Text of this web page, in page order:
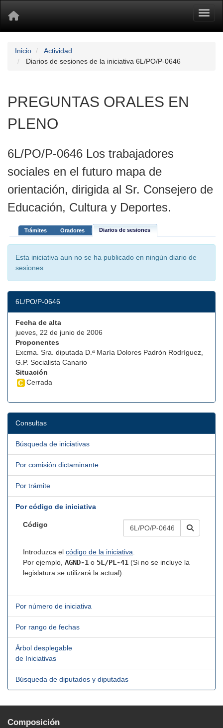
Inicio
Actividad
Diarios de sesiones de la iniciativa 6L/PO/P-0646
PREGUNTAS ORALES EN
PLENO
6L/PO/P-0646 Los trabajadores
sociales en el futuro mapa de
orientación, dirigida al Sr. Consejero de
Educación, Cultura y Deportes.
Trámites Oradores Diarios de sesiones
Esta iniciativa aun no se ha publicado en ningún diario de
sesiones
6L/PO/P-0646
Fecha de alta
jueves, 22 de junio de 2006
Proponentes
Excma. Sra. diputada D.ª María Dolores Padrón Rodríguez,
G.P. Socialista Canario
Situación
Cerrada
Consultas
Búsqueda de iniciativas
Por comisión dictaminante
Por trámite
Por código de iniciativa
Código
Introduzca el código de la iniciativa.
Por ejemplo, AGND-1 o 5L/PL-41 (Si no se incluye la
legislatura se utilizará la actual).
Por número de iniciativa
Por rango de fechas
Árbol desplegable
de Iniciativas
Búsqueda de diputados y diputadas
Composición